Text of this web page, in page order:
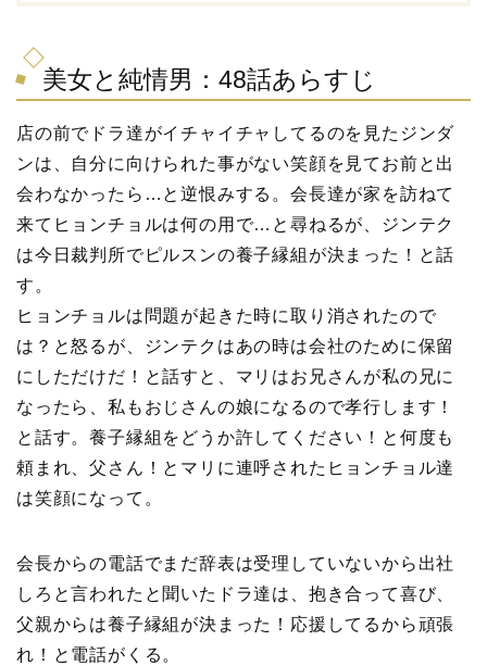
美女と純情男：48話あらすじ
店の前でドラ達がイチャイチャしてるのを見たジンダ
ンは、自分に向けられた事がない笑顔を見てお前と出
会わなかったら…と逆恨みする。会長達が家を訪ねて
来てヒョンチョルは何の用で…と尋ねるが、ジンテク
は今日裁判所でピルスンの養子縁組が決まった！と話
す。
ヒョンチョルは問題が起きた時に取り消されたので
は？と怒るが、ジンテクはあの時は会社のために保留
にしただけだ！と話すと、マリはお兄さんが私の兄に
なったら、私もおじさんの娘になるので孝行します！
と話す。養子縁組をどうか許してください！と何度も
頼まれ、父さん！とマリに連呼されたヒョンチョル達
は笑顔になって。
会長からの電話でまだ辞表は受理していないから出社
しろと言われたと聞いたドラ達は、抱き合って喜び、
父親からは養子縁組が決まった！応援してるから頑張
れ！と電話がくる。